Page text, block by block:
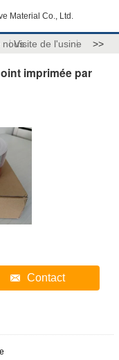
Material Co., Ltd.
nousVisite de l'usine >>
imprimée par
Contact